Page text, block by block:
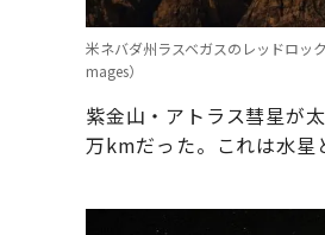
米ネバダ州ラスベガスのレッドロッ
mages）
紫金山・アトラス彗星が
万kmだった。これは水星